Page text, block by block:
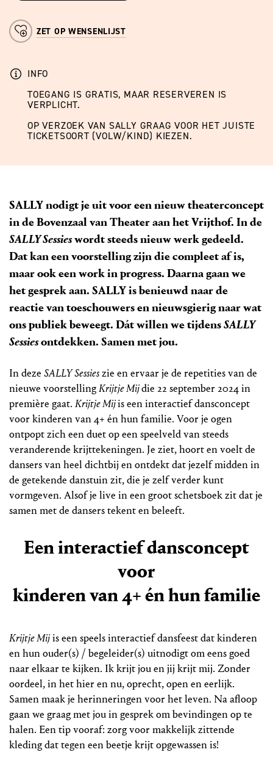
SALLY nodigt je uit voor een nieuw theaterconcept
in de Bovenzaal van Theater aan het Vrijthof. In de
SALLY Sessieswordt steeds nieuw werk gedeeld.
Dat kan een voorstelling zijn die compleet af is,
maar ook een work in progress. Daarna gaan we
het gesprek aan. SALLY is benieuwd naar de
reactie van toeschouwers en nieuwsgierig naar wat
ons publiek beweegt. Dát willen we tijdensSALLY
Sessiesontdekken. Samen met jou.
In deze SALLY Sessieszie en ervaar je de repetities van de
nieuwe voorstellingKrijtje Mijdie 22 september 2024 in
première gaat. Krijtje Mijis een interactief dansconcept
voor kinderen van 4+ én hun familie. Voor je ogen
ontpopt zich een duet op een speelveld van steeds
veranderende krijttekeningen. Je ziet, hoort en voelt de
dansers van heel dichtbij en ontdekt dat jezelf midden in
de getekende danstuin zit, die je zelf verder kunt
vormgeven. Alsof je live in een groot schetsboek zit dat je
samen met de dansers tekent en beleeft.
Een interactief dansconcept
voor
kinderen van 4+ én hun familie
Krijtje Mijis een speels interactief dansfeest dat kinderen
en hun ouder(s) / begeleider(s) uitnodigt om eens goed
naar elkaar te kijken. Ik krijt jou en jij krijt mij. Zonder
oordeel, in het hier en nu, oprecht, open en eerlijk.
Samen maak je herinneringen voor het leven. Na afloop
gaan we graag met jou in gesprek om bevindingen op te
halen. Een tip vooraf: zorg voor makkelijk zittende
kleding dat tegen een beetje krijt opgewassen is!
ZET OP WENSENLIJST
INFO
TOEGANG IS GRATIS, MAAR RESERVEREN IS
VERPLICHT.
OP VERZOEK VAN SALLY GRAAG VOOR HET JUISTE
TICKETSOORT (VOLW/KIND) KIEZEN.